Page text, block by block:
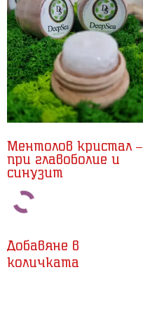
Ментолов кристал –
при главоболие и
синузит
Добавяне в
количката